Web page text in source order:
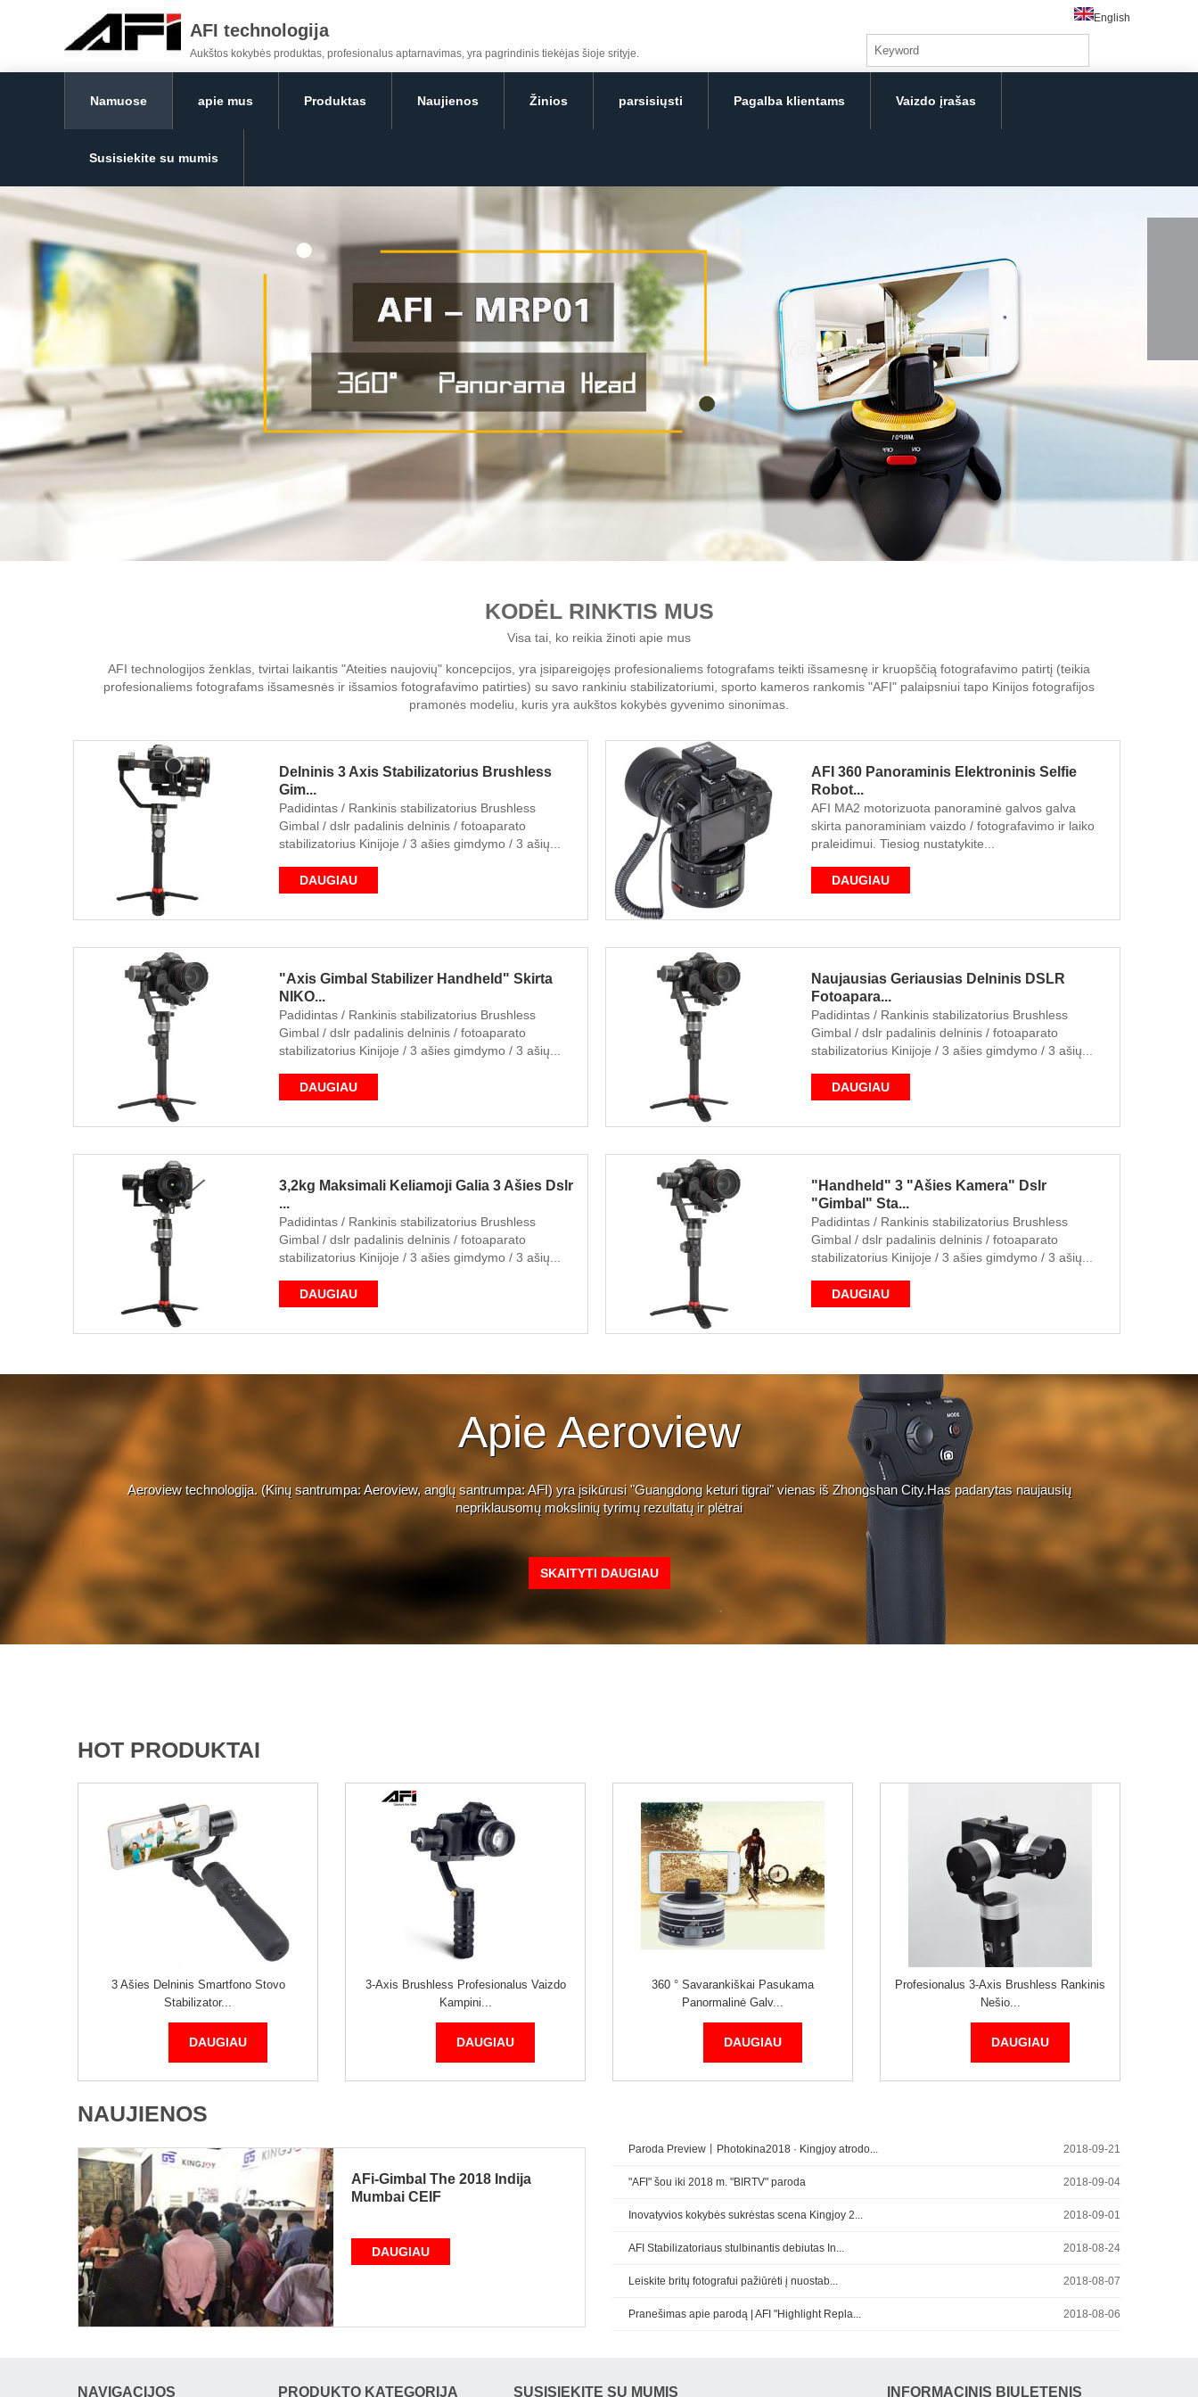
AFI technologija
Aukštos kokybės produktas, profesionalus aptarnavimas, yra pagrindinis tiekėjas šioje srityje.
English
Namuose apie mus Produktas Naujienos Žinios parsisiųsti Pagalba klientams Vaizdo įrašas
Susisiekite su mumis
KODĖL RINKTIS MUS
Visa tai, ko reikia žinoti apie mus
AFI technologijos ženklas, tvirtai laikantis "Ateities naujovių" koncepcijos, yra įsipareigojęs profesionaliems fotografams teikti išsamesnę ir kruopščią fotografavimo patirtį (teikia
profesionaliems fotografams išsamesnės ir išsamios fotografavimo patirties) su savo rankiniu stabilizatoriumi, sporto kameros rankomis "AFI" palaipsniui tapo Kinijos fotografijos
pramonės modeliu, kuris yra aukštos kokybės gyvenimo sinonimas.
Delninis 3 Axis Stabilizatorius Brushless
Gim...
Padidintas / Rankinis stabilizatorius Brushless
Gimbal / dslr padalinis delninis / fotoaparato
stabilizatorius Kinijoje / 3 ašies gimdymo / 3 ašių...
DAUGIAU
AFI 360 Panoraminis Elektroninis Selfie
Robot...
AFI MA2 motorizuota panoraminė galvos galva
skirta panoraminiam vaizdo / fotografavimo ir laiko
praleidimui. Tiesiog nustatykite...
DAUGIAU
"Axis Gimbal Stabilizer Handheld" Skirta
NIKO...
Padidintas / Rankinis stabilizatorius Brushless
Gimbal / dslr padalinis delninis / fotoaparato
stabilizatorius Kinijoje / 3 ašies gimdymo / 3 ašių...
DAUGIAU
Naujausias Geriausias Delninis DSLR
Fotoapara...
Padidintas / Rankinis stabilizatorius Brushless
Gimbal / dslr padalinis delninis / fotoaparato
stabilizatorius Kinijoje / 3 ašies gimdymo / 3 ašių...
DAUGIAU
3,2kg Maksimali Keliamoji Galia 3 Ašies Dslr
...
Padidintas / Rankinis stabilizatorius Brushless
Gimbal / dslr padalinis delninis / fotoaparato
stabilizatorius Kinijoje / 3 ašies gimdymo / 3 ašių...
DAUGIAU
"Handheld" 3 "ašies Kamera" Dslr
"Gimbal" Sta...
Padidintas / Rankinis stabilizatorius Brushless
Gimbal / dslr padalinis delninis / fotoaparato
stabilizatorius Kinijoje / 3 ašies gimdymo / 3 ašių...
DAUGIAU
Apie Aeroview
Aeroview technologija. (Kinų santrumpa: Aeroview, anglų santrumpa: AFI) yra įsikūrusi "Guangdong keturi tigrai" vienas iš Zhongshan City.Has padarytas naujausių
nepriklausomų mokslinių tyrimų rezultatų ir plėtrai
SKAITYTI DAUGIAU
HOT PRODUKTAI
3 Ašies Delninis Smartfono Stovo
Stabilizator...
DAUGIAU
3-Axis Brushless Profesionalus Vaizdo
Kampini...
DAUGIAU
360 ° Savarankiškai Pasukama
Panormalinė Galv...
DAUGIAU
Profesionalus 3-Axis Brushless Rankinis
Nešio...
DAUGIAU
NAUJIENOS
AFi-Gimbal The 2018 Indija
Mumbai CEIF
DAUGIAU
Paroda Preview丨Photokina2018 · Kingjoy atrodo... 2018-09-21
"AFI" šou iki 2018 m. "BIRTV" paroda 2018-09-04
Inovatyvios kokybės sukrėstas scena Kingjoy 2... 2018-09-01
AFI Stabilizatoriaus stulbinantis debiutas In... 2018-08-24
Leiskite britų fotografui pažiūrėti į nuostab... 2018-08-07
Pranešimas apie parodą | AFI "Highlight Repla... 2018-08-06
NAVIGACIJOS PRODUKTO KATEGORIJA SUSISIEKITE SU MUMIS INFORMACINIS BIULETENIS